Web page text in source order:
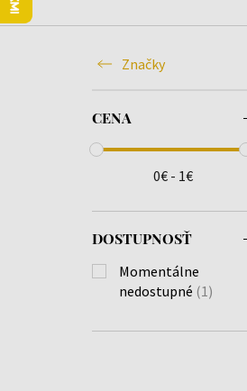
Značky
CENA
0€ - 1€
DOSTUPNOSŤ
Momentálne
nedostupné (1)